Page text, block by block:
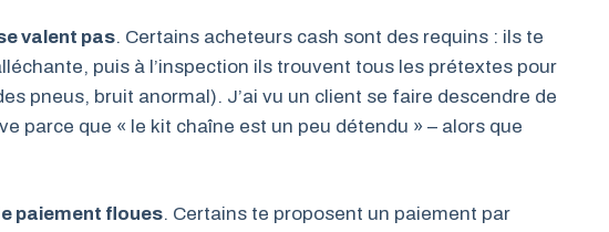
valent pas. Certains acheteurs cash sont des requins : ils te
puis à l’inspection ils trouvent tous les prétextes pour
pneus, bruit anormal). J’ai vu un client se faire descendre de
parce que « le kit chaîne est un peu détendu » – alors que
paiement floues. Certains te proposent un paiement par